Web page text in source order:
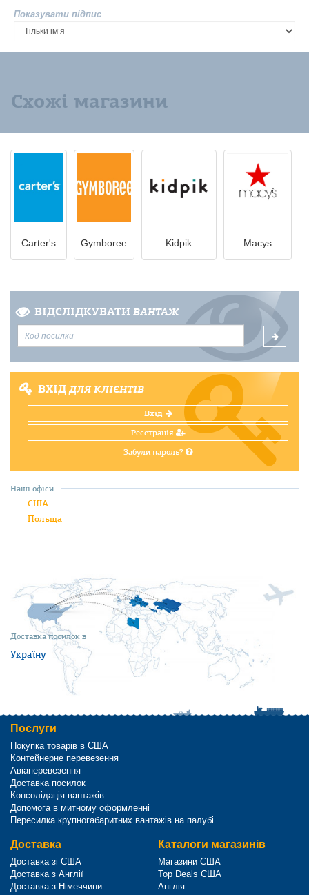
Показувати підпис
Схожі магазини
Carter's Gymboree Kidpik Macys
ВІДСЛІДКУВАТИ ВАНТАЖ
ВХІДДЛЯ КЛІЄНТІВ
Вхід
Реєстрація
Забули пароль?
Доставка посилок в
Україну
Наші офіси
США
Польща
Послуги
Покупка товарів в США
Контейнерне перевезення
Авіаперевезення
Доставка посилок
Консолідація вантажів
Допомога в митному оформленні
Пересилка крупногабаритних вантажів на палубі
Доставка
Доставка зі США
Доставка з Англії
Доставка з Німеччини
Каталоги магазинів
Магазини США
Top Deals США
Англія